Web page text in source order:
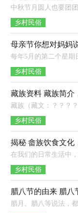
乡村民俗
乡村民俗
乡村民俗
乡村民俗
腊八节的由来 腊八